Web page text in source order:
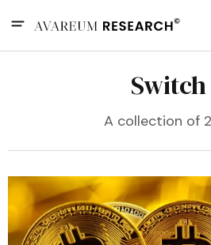
Switch
A collection of